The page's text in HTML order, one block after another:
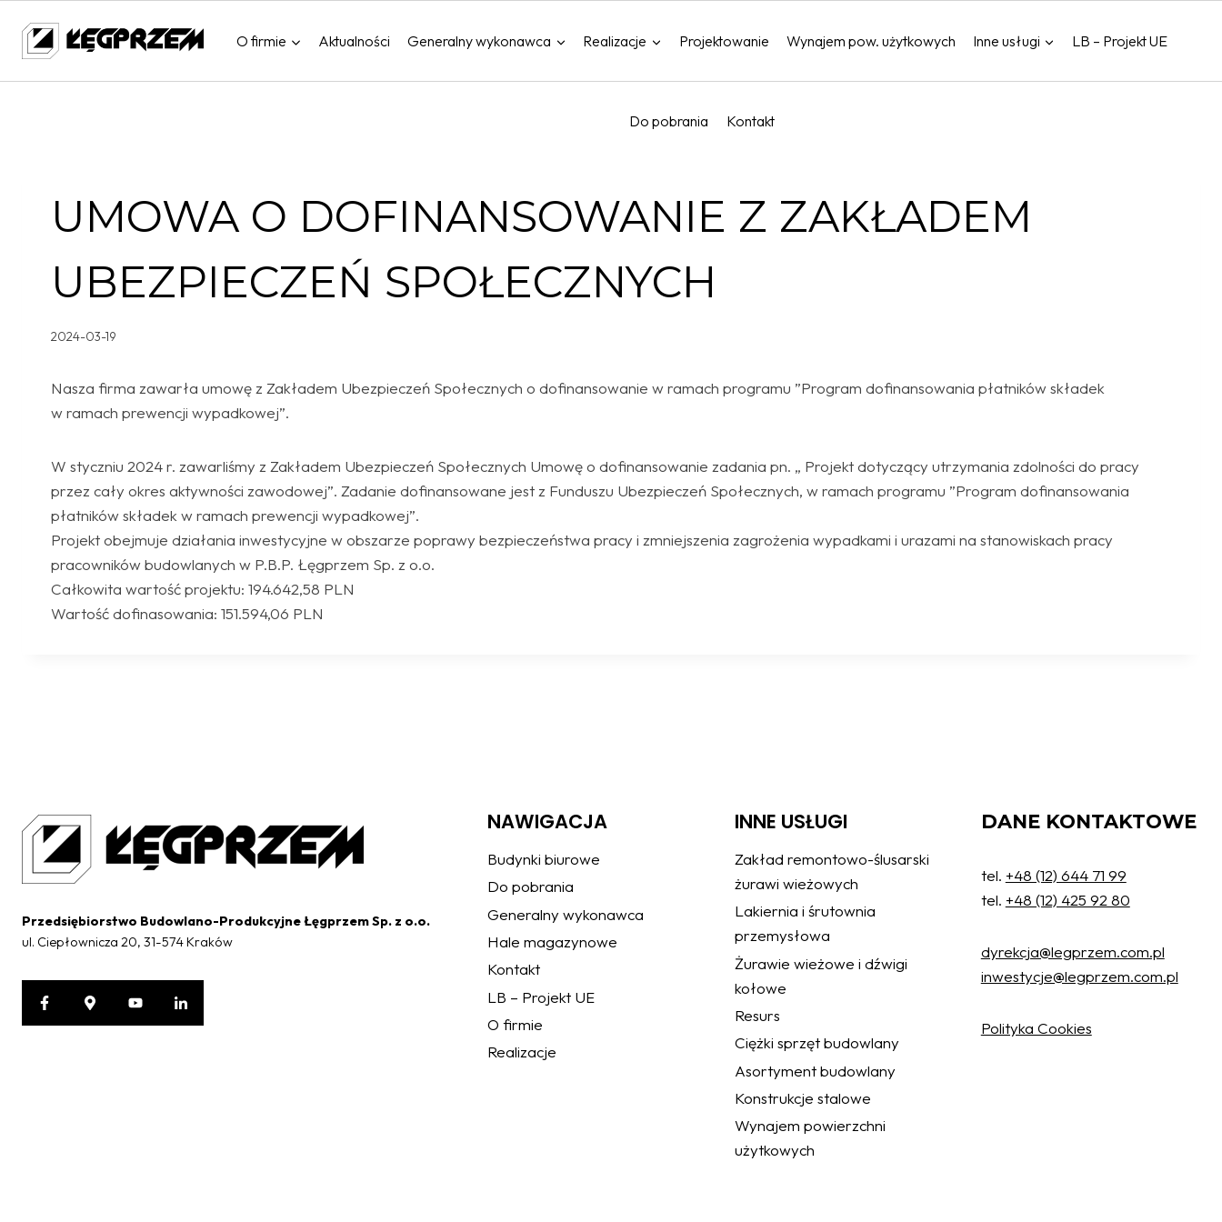
treści
O firmie Aktualności Generalny wykonawca Realizacje Projektowanie Wynajem pow. użytkowych Inne usługi LB – Projekt UE
Do pobrania Kontakt
UMOWA O DOFINANSOWANIE Z ZAKŁADEM
UBEZPIECZEŃ SPOŁECZNYCH
2024-03-19
Nasza firma zawarła umowę z Zakładem Ubezpieczeń Społecznych o dofinansowanie w ramach programu ”Program dofinansowania płatników składek
w ramach prewencji wypadkowej”.
W styczniu 2024 r. zawarliśmy z Zakładem Ubezpieczeń Społecznych Umowę o dofinansowanie zadania pn. „ Projekt dotyczący utrzymania zdolności do pracy
przez cały okres aktywności zawodowej”. Zadanie dofinansowane jest z Funduszu Ubezpieczeń Społecznych, w ramach programu ”Program dofinansowania
płatników składek w ramach prewencji wypadkowej”.
Projekt obejmuje działania inwestycyjne w obszarze poprawy bezpieczeństwa pracy i zmniejszenia zagrożenia wypadkami i urazami na stanowiskach pracy
pracowników budowlanych w P.B.P. Łęgprzem Sp. z o.o.
Całkowita wartość projektu: 194.642,58 PLN
Wartość dofinasowania: 151.594,06 PLN
Przedsiębiorstwo Budowlano-Produkcyjne Łęgprzem Sp. z o.o.
ul. Ciepłownicza 20, 31-574 Kraków
NAWIGACJA
Budynki biurowe
Do pobrania
Generalny wykonawca
Hale magazynowe
Kontakt
LB – Projekt UE
O firmie
Realizacje
INNE USŁUGI
Zakład remontowo-ślusarski
żurawi wieżowych
Lakiernia i śrutownia
przemysłowa
Żurawie wieżowe i dźwigi
kołowe
Resurs
Ciężki sprzęt budowlany
Asortyment budowlany
Konstrukcje stalowe
Wynajem powierzchni
użytkowych
DANE KONTAKTOWE
tel. +48 (12) 644 71 99
tel. +48 (12) 425 92 80
dyrekcja@legprzem.com.pl
inwestycje@legprzem.com.pl
Polityka Cookies
W związku z wejściem w życie z dniem 25.05.2018 r. Rozporządzenia Parlamentu Europejskiego i Rady (UE) 2016/679 w sprawie ochrony osób